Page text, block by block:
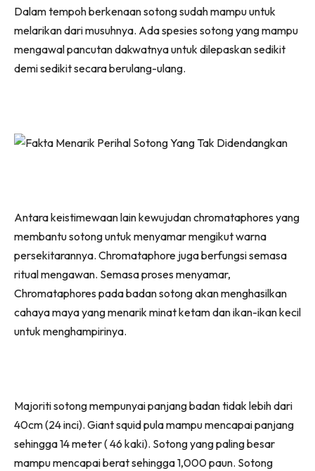
Dalam tempoh berkenaan sotong sudah mampu untuk
melarikan dari musuhnya. Ada spesies sotong yang mampu
mengawal pancutan dakwatnya untuk dilepaskan sedikit
demi sedikit secara berulang-ulang.
Antara keistimewaan lain kewujudan chromataphores yang
membantu sotong untuk menyamar mengikut warna
persekitarannya. Chromataphore juga berfungsi semasa
ritual mengawan. Semasa proses menyamar,
Chromataphores pada badan sotong akan menghasilkan
cahaya maya yang menarik minat ketam dan ikan-ikan kecil
untuk menghampirinya.
Majoriti sotong mempunyai panjang badan tidak lebih dari
40cm (24 inci). Giant squid pula mampu mencapai panjang
sehingga 14 meter ( 46 kaki). Sotong yang paling besar
mampu mencapai berat sehingga 1,000 paun. Sotong